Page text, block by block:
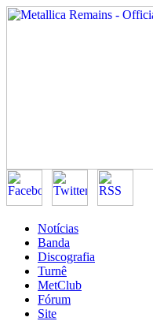
Notícias
Banda
Discografia
Turnê
MetClub
Fórum
Site